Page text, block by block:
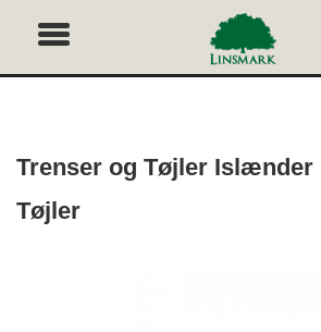
Trenser og Tøjler Islænder
Tøjler